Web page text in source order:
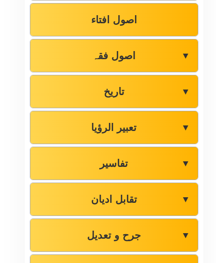
اصول افتاء
اصول فقہ ▼
تاریخ ▼
تعبیر الرؤیا ▼
تفاسیر ▼
تقابل ادیان ▼
جرح و تعدیل ▼